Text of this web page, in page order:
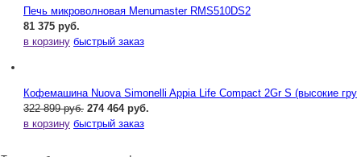
Печь микроволновая Menumaster RMS510DS2
81 375 руб.
в корзину быстрый заказ
Кофемашина Nuova Simonelli Appia Life Compact 2Gr S (высокие
322 899 руб. 274 464 руб.
в корзину быстрый заказ